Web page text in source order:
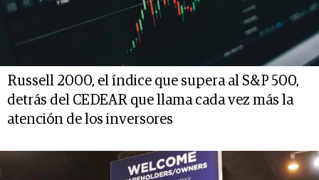
Russell 2000, el índice que supera al S&P 500,
detrás del CEDEAR que llama cada vez más la
atención de los inversores